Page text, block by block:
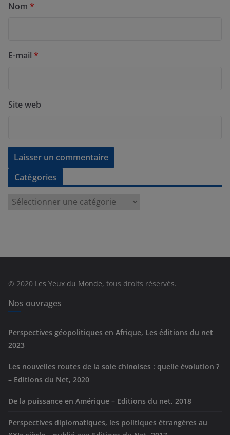
Nom *
E-mail *
Site web
Catégories
e
s
© 2020 Les Yeux du Monde, tous droits réservés.
Nos ouvrages
Perspectives géopolitiques en Afrique, Les éditions du net
2023
Les nouvelles routes de la soie chinoises : quelle évolution ?
– Editions du Net, 2020
De la puissance en Amérique – Editions du net, 2018
Perspectives diplomatiques, les politiques étrangères au